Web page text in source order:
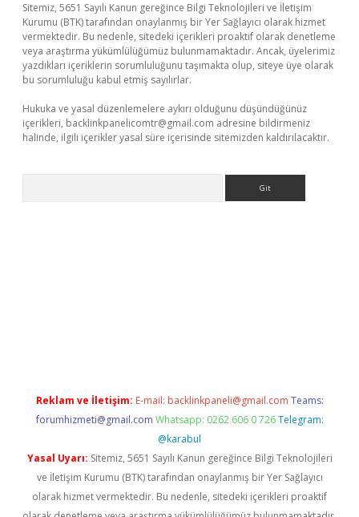
Sitemiz, 5651 Sayılı Kanun gereğince Bilgi Teknolojileri ve İletişim
Kurumu (BTK) tarafından onaylanmış bir Yer Sağlayıcı olarak hizmet
vermektedir. Bu nedenle, sitedeki içerikleri proaktif olarak denetleme
veya araştırma yükümlülüğümüz bulunmamaktadır. Ancak, üyelerimiz
yazdıkları içeriklerin sorumluluğunu taşımakta olup, siteye üye olarak
bu sorumluluğu kabul etmiş sayılırlar.
Hukuka ve yasal düzenlemelere aykırı olduğunu düşündüğünüz
içerikleri, backlinkpanelicomtr@gmail.com adresine bildirmeniz
halinde, ilgili içerikler yasal süre içerisinde sitemizden kaldırılacaktır.
Reklam ve İletişim: E-mail: backlinkpaneli@gmail.com Teams:
forumhizmeti@gmail.com Whatsapp: 0262 606 0 726 Telegram:
@karabul
Yasal Uyarı: Sitemiz, 5651 Sayılı Kanun gereğince Bilgi Teknolojileri
ve İletişim Kurumu (BTK) tarafından onaylanmış bir Yer Sağlayıcı
olarak hizmet vermektedir. Bu nedenle, sitedeki içerikleri proaktif